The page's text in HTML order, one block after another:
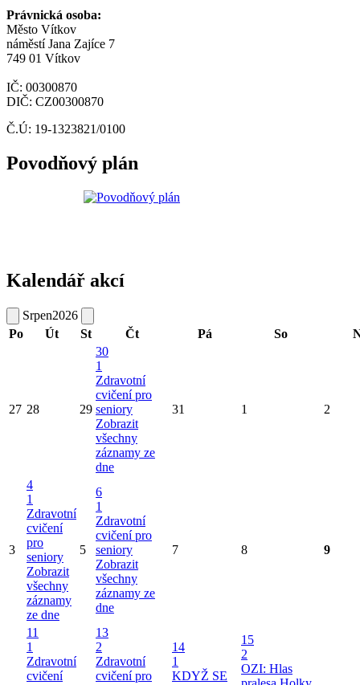
Právnická osoba:
Město Vítkov
náměstí Jana Zajíce 7
749 01 Vítkov
IČ: 00300870
DIČ: CZ00300870
Č.Ú: 19-1323821/0100
Povodňový plán
Kalendář akcí
Srpen2026
Po
Út St Čt Pá So
27 28 29
30
1
Zdravotní
cvičení pro
seniory
Zobrazit
všechny
záznamy ze
dne
31 1 2
3
4
1
Zdravotní
cvičení
pro
seniory
Zobrazit
všechny
záznamy
ze dne
5
6
1
Zdravotní
cvičení pro
seniory
Zobrazit
všechny
záznamy ze
dne
7 8 9
11
1
Zdravotní
cvičení
13
2
Zdravotní
cvičení pro
14
1
KDYŽ SE
15
2
OZI: Hlas